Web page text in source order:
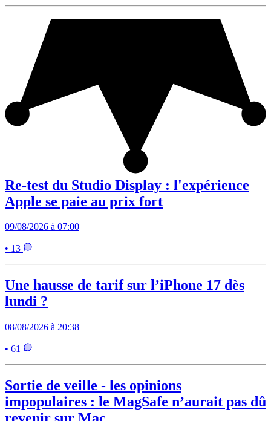
Re-test du Studio Display : l'expérience
Apple se paie au prix fort
09/08/2026 à 07:00
• 13
Une hausse de tarif sur l’iPhone 17 dès
lundi ?
08/08/2026 à 20:38
• 61
Sortie de veille - les opinions
impopulaires : le MagSafe n’aurait pas dû